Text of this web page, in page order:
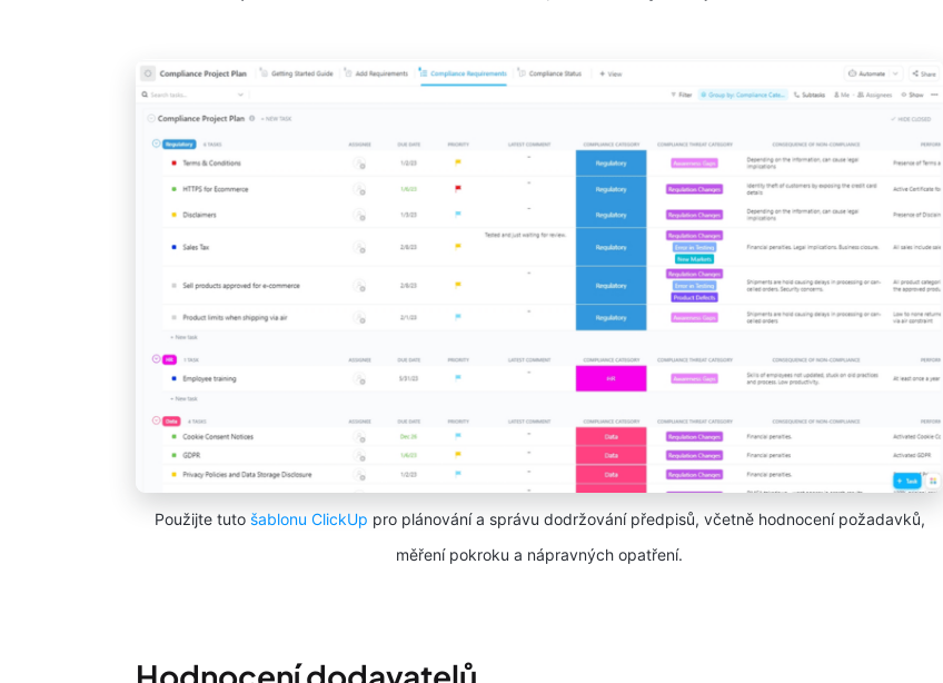
Použijte tuto šablonu ClickUp pro plánování a správu dodržování předpisů, včetně hodnocení požadavků,
měření pokroku a nápravných opatření.